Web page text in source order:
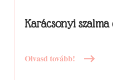
Karácsonyi
Olvasd tovább!